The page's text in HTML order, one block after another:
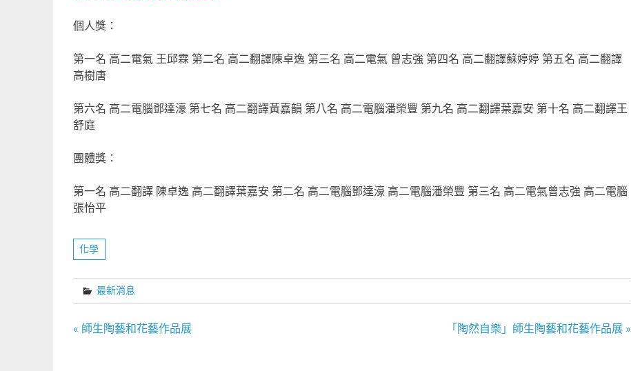
個人獎：
第一名 高二電氣 王邱霖 第二名 高二翻譯陳卓逸 第三名 高二電氣 曾志強 第四名 高二翻譯蘇婷婷 第五名 高二翻譯
高樹唐
第六名 高二電腦鄧達濠 第七名 高二翻譯黃嘉韻 第八名 高二電腦潘榮豐 第九名 高二翻譯葉嘉安 第十名 高二翻譯王
舒庭
團體獎：
第一名 高二翻譯 陳卓逸 高二翻譯葉嘉安 第二名 高二電腦鄧達濠 高二電腦潘榮豐 第三名 高二電氣曾志強 高二電腦
張怡平
化學
最新消息
文
« 師生陶藝和花藝作品展 「陶然自樂」師生陶藝和花藝作品展 »